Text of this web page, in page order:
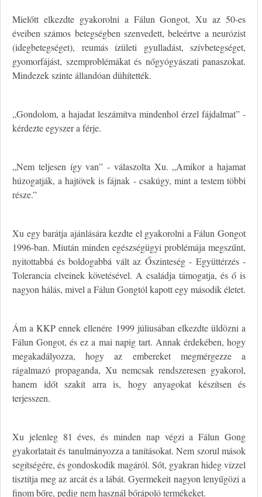
Mielőtt elkezdte gyakorolni a Fálun Gongot, Xu az 50-es
éveiben számos betegségben szenvedett, beleértve a neurózist
(idegbetegséget), reumás ízületi gyulladást, szívbetegséget,
gyomorfájást, szemproblémákat és nőgyógyászati panaszokat.
Mindezek szinte állandóan dühítették.
„Gondolom, a hajadat leszámítva mindenhol érzel fájdalmat” -
kérdezte egyszer a férje.
„Nem teljesen így van” - válaszolta Xu. „Amikor a hajamat
húzogatják, a hajtövek is fájnak - csakúgy, mint a testem többi
része.”
Xu egy barátja ajánlására kezdte el gyakorolni a Fálun Gongot
1996-ban. Miután minden egészségügyi problémája megszűnt,
nyitottabbá és boldogabbá vált az Őszinteség - Együttérzés -
Tolerancia elveinek követésével. A családja támogatja, és ő is
nagyon hálás, mivel a Fálun Gongtól kapott egy második életet.
Ám a KKP ennek ellenére 1999 júliusában elkezdte üldözni a
Fálun Gongot, és ez a mai napig tart. Annak érdekében, hogy
megakadályozza, hogy az embereket megmérgezze a
rágalmazó propaganda, Xu nemcsak rendszeresen gyakorol,
hanem időt szakít arra is, hogy anyagokat készítsen és
terjesszen.
Xu jelenleg 81 éves, és minden nap végzi a Fálun Gong
gyakorlatait és tanulmányozza a tanításokat. Nem szorul mások
segítségére, és gondoskodik magáról. Sőt, gyakran hideg vízzel
tisztítja meg az arcát és a lábát. Gyermekeit nagyon lenyűgözi a
finom bőre, pedig nem használ bőrápoló termékeket.